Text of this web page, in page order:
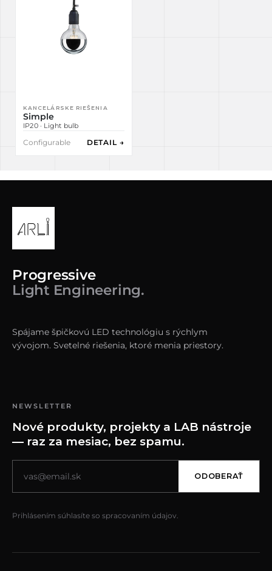
KANCELÁRSKE RIEŠENIA
Simple
IP20 · Light bulb
Configurable DETAIL →
Progressive
Light Engineering.
Spájame špičkovú LED technológiu s rýchlym
vývojom. Svetelné riešenia, ktoré menia priestory.
NEWSLETTER
Nové produkty, projekty a LAB nástroje
— raz za mesiac, bez spamu.
ODOBERAŤ
Prihlásením súhlasíte so spracovaním údajov.